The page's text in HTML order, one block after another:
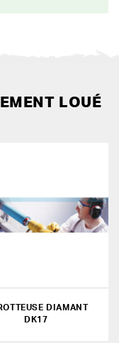
LOUÉ
DIAMANT
DK17